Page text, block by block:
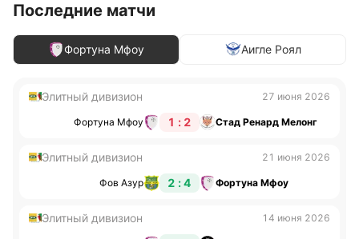
Последние матчи
Фортуна Мфоу Аигле Роял
Элитный дивизион 27 июня 2026
Фортуна Мфоу 1 : 2 Стад Ренард Мелонг
Элитный дивизион 21 июня 2026
Фов Азур 2 : 4 Фортуна Мфоу
Элитный дивизион 14 июня 2026